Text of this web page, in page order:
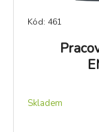
Kód: 461
Skladem